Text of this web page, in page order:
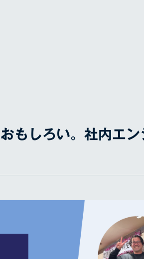
もしろい。社内エ